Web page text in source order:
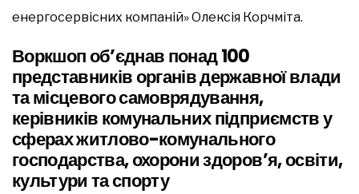
енергосервісних компаній» Олексія Корчміта.
Воркшоп об’єднав понад 100
представників органів державної влади
та місцевого самоврядування,
керівників комунальних підприємств у
сферах житлово-комунального
господарства, охорони здоров’я, освіти,
культури та спорту